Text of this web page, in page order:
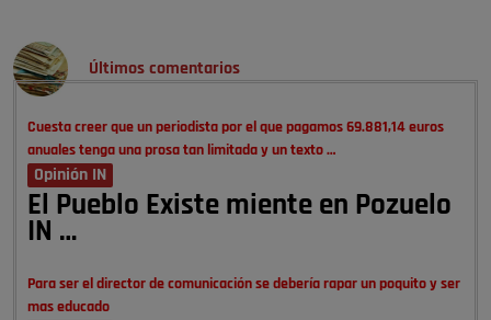
Últimos comentarios
Cuesta creer que un periodista por el que pagamos 69.881,14 euros
anuales tenga una prosa tan limitada y un texto …
Opinión IN
El Pueblo Existe miente en Pozuelo
IN …
Para ser el director de comunicación se debería rapar un poquito y ser
mas educado